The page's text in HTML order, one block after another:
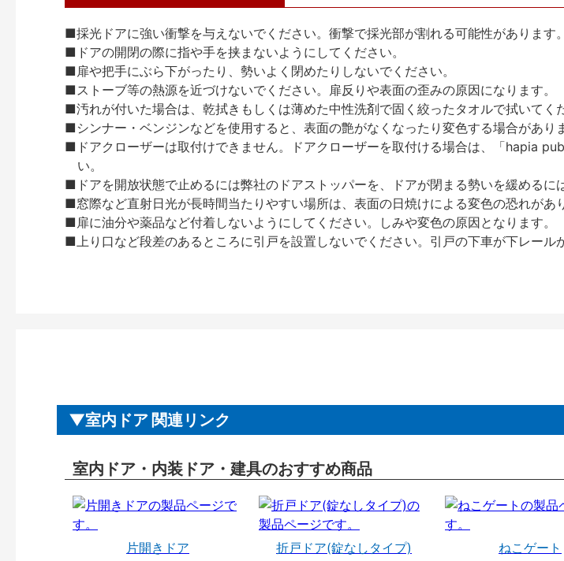
■採光ドアに強い衝撃を与えないでください。衝撃で採光部が割れる可能性があります。
■ドアの開閉の際に指や手を挟まないようにしてください。
■扉や把手にぶら下がったり、勢いよく閉めたりしないでください。
■ストーブ等の熱源を近づけないでください。扉反りや表面の歪みの原因になります。
■汚れが付いた場合は、乾拭きもしくは薄めた中性洗剤で固く絞ったタオルで拭いてく
■シンナー・ベンジンなどを使用すると、表面の艶がなくなったり変色する場合があり
■ドアクローザーは取付けできません。ドアクローザーを取付ける場合は、「hapia
い。
■ドアを開放状態で止めるには弊社のドアストッパーを、ドアが閉まる勢いを緩めるに
■窓際など直射日光が長時間当たりやすい場所は、表面の日焼けによる変色の恐れがあ
■扉に油分や薬品など付着しないようにしてください。しみや変色の原因となります。
■上り口など段差のあるところに引戸を設置しないでください。引戸の下車が下レール
室内ドア 関連リンク
室内ドア・内装ドア・建具のおすすめ商品
片開きドア 折戸ドア(錠なしタイプ)
ねこゲート